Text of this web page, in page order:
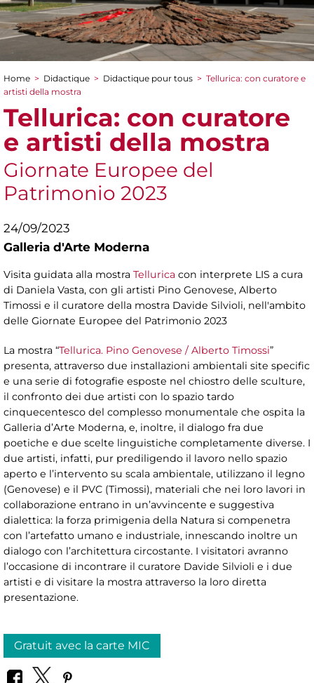
You are here
Home > Didactique > Didactique pour tous > Tellurica: con curatore e
artisti della mostra
Tellurica: con curatore
e artisti della mostra
Giornate Europee del
Patrimonio 2023
24/09/2023
Galleria d'Arte Moderna
Visita guidata alla mostra Tellurica con interprete LIS a cura
di Daniela Vasta, con gli artisti Pino Genovese, Alberto
Timossi e il curatore della mostra Davide Silvioli, nell'ambito
delle Giornate Europee del Patrimonio 2023
La mostra “Tellurica. Pino Genovese / Alberto Timossi”
presenta, attraverso due installazioni ambientali site specific
e una serie di fotografie esposte nel chiostro delle sculture,
il confronto dei due artisti con lo spazio tardo
cinquecentesco del complesso monumentale che ospita la
Galleria d’Arte Moderna, e, inoltre, il dialogo fra due
poetiche e due scelte linguistiche completamente diverse. I
due artisti, infatti, pur prediligendo il lavoro nello spazio
aperto e l’intervento su scala ambientale, utilizzano il legno
(Genovese) e il PVC (Timossi), materiali che nei loro lavori in
collaborazione entrano in un’avvincente e suggestiva
dialettica: la forza primigenia della Natura si compenetra
con l’artefatto umano e industriale, innescando inoltre un
dialogo con l’architettura circostante. I visitatori avranno
l’occasione di incontrare il curatore Davide Silvioli e i due
artisti e di visitare la mostra attraverso la loro diretta
presentazione.
Gratuit avec la carte MIC